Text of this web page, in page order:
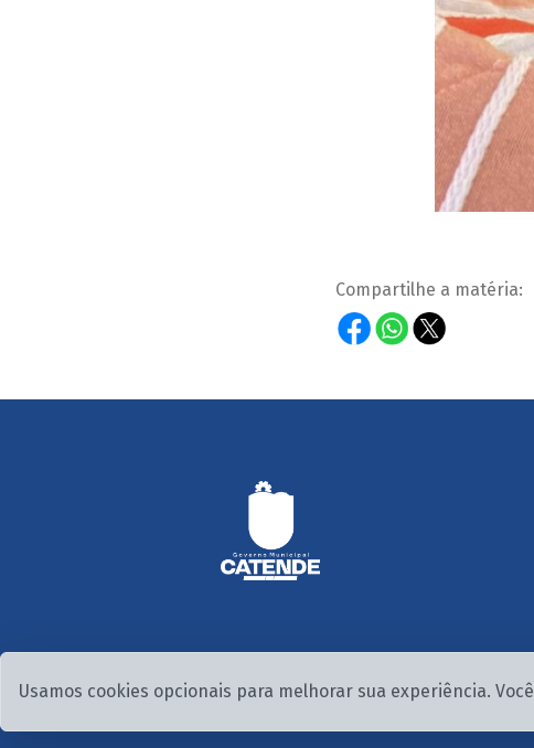
Compartilhe a matéria:
Usamos cookies opcionais para melhorar sua experiência.